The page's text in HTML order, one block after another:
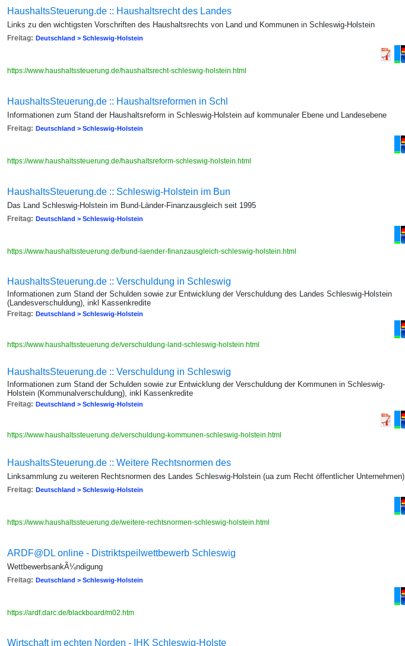
HaushaltsSteuerung.de :: Haushaltsrecht des Landes
Links zu den wichtigsten Vorschriften des Haushaltsrechts von Land und Kommunen in Schleswig-Holstein
Freitag: Deutschland > Schleswig-Holstein
https://www.haushaltssteuerung.de/haushaltsrecht-schleswig-holstein.html
HaushaltsSteuerung.de :: Haushaltsreformen in Schl
Informationen zum Stand der Haushaltsreform in Schleswig-Holstein auf kommunaler Ebene und Landesebene
Freitag: Deutschland > Schleswig-Holstein
https://www.haushaltssteuerung.de/haushaltsreform-schleswig-holstein.html
HaushaltsSteuerung.de :: Schleswig-Holstein im Bun
Das Land Schleswig-Holstein im Bund-Länder-Finanzausgleich seit 1995
Freitag: Deutschland > Schleswig-Holstein
https://www.haushaltssteuerung.de/bund-laender-finanzausgleich-schleswig-holstein.html
HaushaltsSteuerung.de :: Verschuldung in Schleswig
Informationen zum Stand der Schulden sowie zur Entwicklung der Verschuldung des Landes Schleswig-Holstein
(Landesverschuldung), inkl Kassenkredite
Freitag: Deutschland > Schleswig-Holstein
https://www.haushaltssteuerung.de/verschuldung-land-schleswig-holstein.html
HaushaltsSteuerung.de :: Verschuldung in Schleswig
Informationen zum Stand der Schulden sowie zur Entwicklung der Verschuldung der Kommunen in Schleswig-
Holstein (Kommunalverschuldung), inkl Kassenkredite
Freitag: Deutschland > Schleswig-Holstein
https://www.haushaltssteuerung.de/verschuldung-kommunen-schleswig-holstein.html
HaushaltsSteuerung.de :: Weitere Rechtsnormen des
Linksammlung zu weiteren Rechtsnormen des Landes Schleswig-Holstein (ua zum Recht öffentlicher Unternehmen)
Freitag: Deutschland > Schleswig-Holstein
https://www.haushaltssteuerung.de/weitere-rechtsnormen-schleswig-holstein.html
ARDF@DL online - Distriktspeilwettbewerb Schleswig
WettbewerbsankÃ¼ndigung
Freitag: Deutschland > Schleswig-Holstein
https://ardf.darc.de/blackboard/m02.htm
Wirtschaft im echten Norden - IHK Schleswig-Holste